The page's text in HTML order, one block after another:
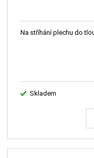
Na stříhání plechu do
Skladem